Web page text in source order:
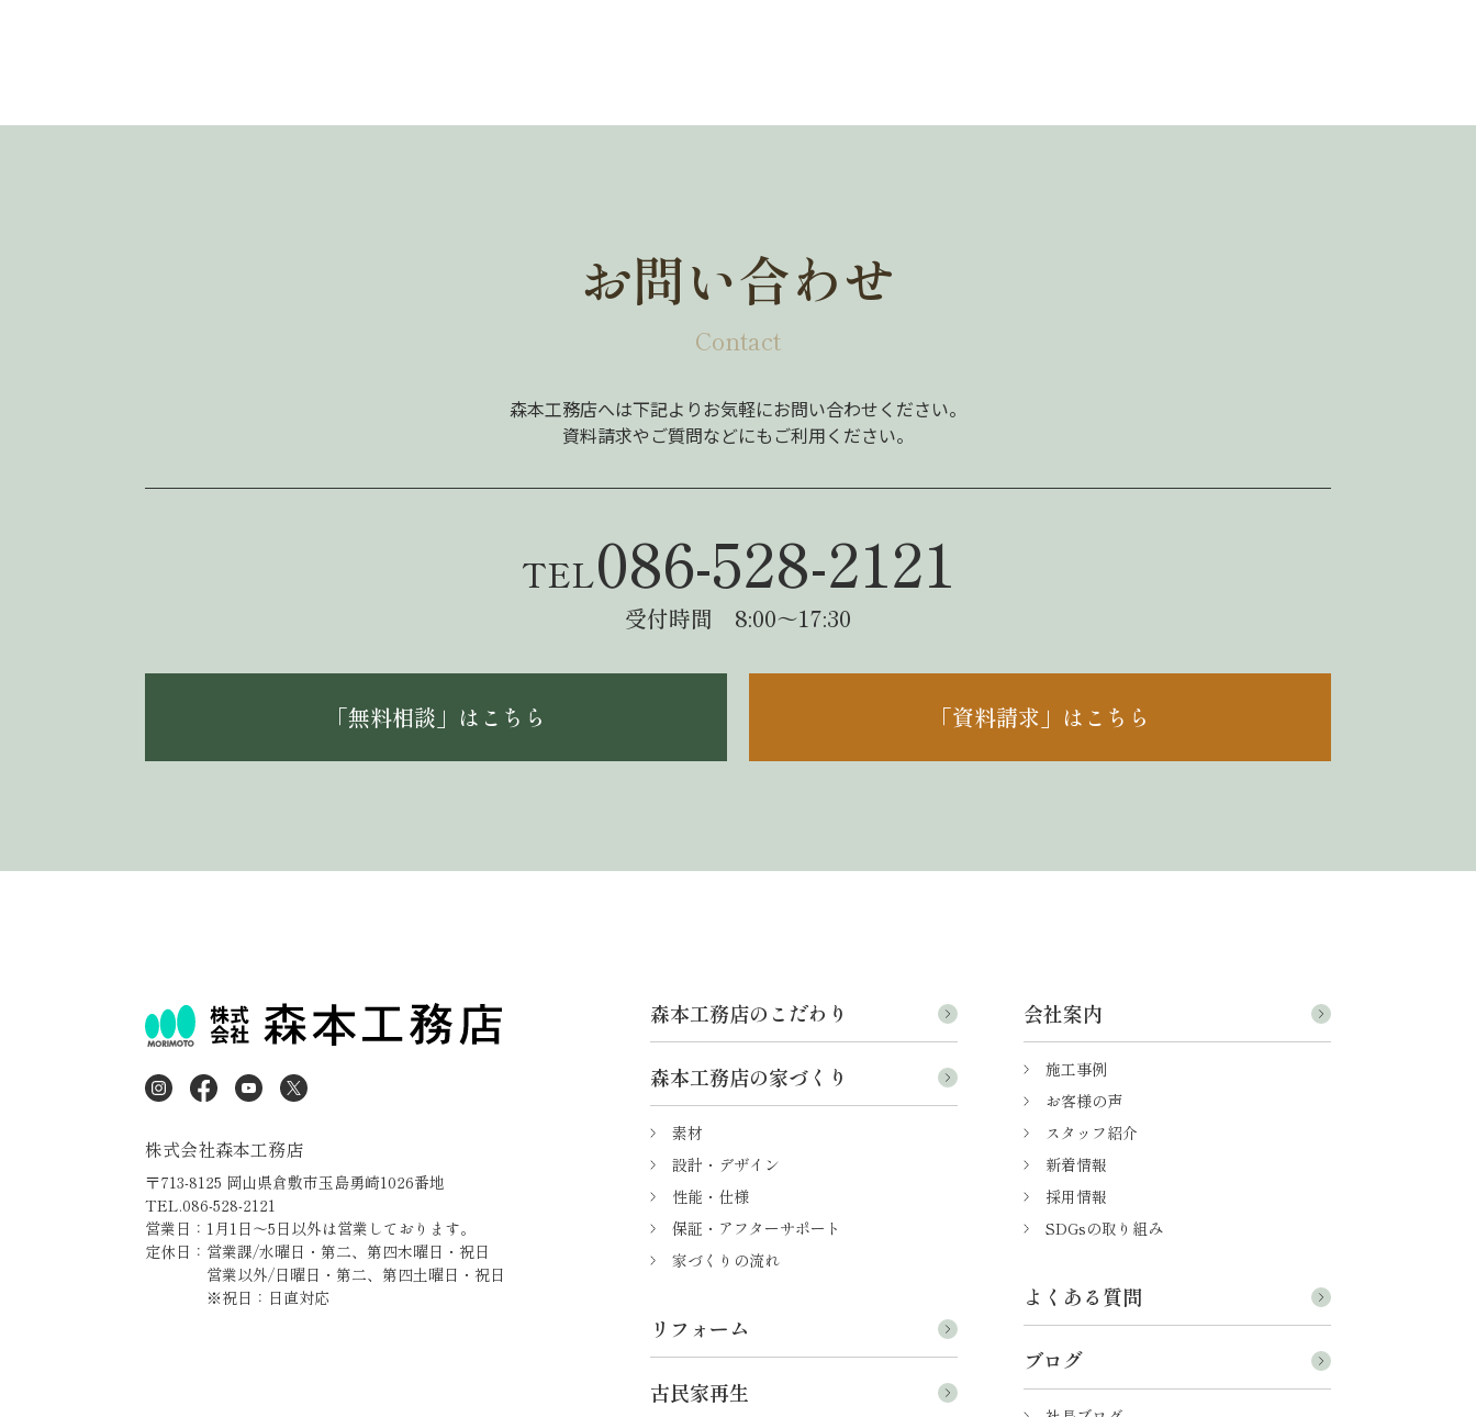
お問い合わせ
Contact
森本工務店へは下記よりお気軽にお問い合わせください。
資料請求やご質問などにもご利用ください。
TEL086-528-2121
受付時間 8:00～17:30
「無料相談」はこちら 「資料請求」はこちら
株式会社森本工務店
〒713-8125 岡山県倉敷市玉島勇崎1026番地
TEL.086-528-2121
営業日：1月1日～5日以外は営業しております。
定休日：営業課/水曜日・第二、第四木曜日・祝日
営業以外/日曜日・第二、第四土曜日・祝日
※祝日：日直対応
森本工務店のこだわり
森本工務店の家づくり
素材
設計・デザイン
性能・仕様
保証・アフターサポート
家づくりの流れ
リフォーム
古民家再生
会社案内
施工事例
お客様の声
スタッフ紹介
新着情報
採用情報
SDGsの取り組み
よくある質問
ブログ